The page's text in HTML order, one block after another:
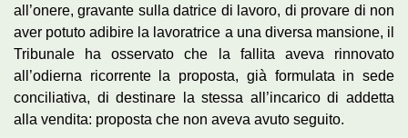
all’onere, gravante sulla datrice di lavoro, di provare di non
aver potuto adibire la lavoratrice a una diversa mansione, il
Tribunale ha osservato che la fallita aveva rinnovato
all’odierna ricorrente la proposta, già formulata in sede
conciliativa, di destinare la stessa all’incarico di addetta
alla vendita: proposta che non aveva avuto seguito.